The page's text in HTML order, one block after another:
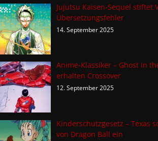
Jujutsu Kaisen-Sequel stiftet
Übersetzungsfehler
14. September 2025
Anime-Klassiker – Ghost in
erhalten Crossover
12. September 2025
Kinderschutzgesetz – Texas
von Dragon Ball ein